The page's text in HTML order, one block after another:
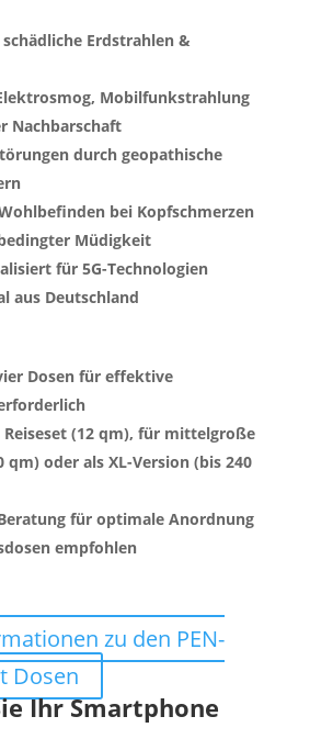
Erdstrahlen &
Mobilfunkstrahlung
Nachbarschaft
durch geopathische
bei Kopfschmerzen
Müdigkeit
für 5G-Technologien
aus Deutschland
Dosen für effektive
Reiseset (12 qm), für mittelgroße
qm) oder als XL-Version (bis 240
für optimale Anordnung
empfohlen
zu den PEN-
Dosen
Ihr Smartphone